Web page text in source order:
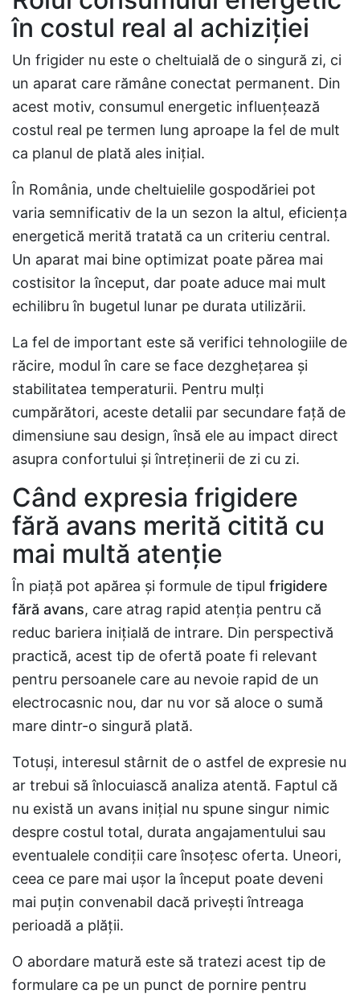
în costul real al achiziției
Un frigider nu este o cheltuială de o singură zi, ci
un aparat care rămâne conectat permanent. Din
acest motiv, consumul energetic influențează
costul real pe termen lung aproape la fel de mult
ca planul de plată ales inițial.
În România, unde cheltuielile gospodăriei pot
varia semnificativ de la un sezon la altul, eficiența
energetică merită tratată ca un criteriu central.
Un aparat mai bine optimizat poate părea mai
costisitor la început, dar poate aduce mai mult
echilibru în bugetul lunar pe durata utilizării.
La fel de important este să verifici tehnologiile de
răcire, modul în care se face dezghețarea și
stabilitatea temperaturii. Pentru mulți
cumpărători, aceste detalii par secundare față de
dimensiune sau design, însă ele au impact direct
asupra confortului și întreținerii de zi cu zi.
Când expresia frigidere
fără avans merită citită cu
mai multă atenție
În piață pot apărea și formule de tipul frigidere
fără avans, care atrag rapid atenția pentru că
reduc bariera inițială de intrare. Din perspectivă
practică, acest tip de ofertă poate fi relevant
pentru persoanele care au nevoie rapid de un
electrocasnic nou, dar nu vor să aloce o sumă
mare dintr-o singură plată.
Totuși, interesul stârnit de o astfel de expresie nu
ar trebui să înlocuiască analiza atentă. Faptul că
nu există un avans inițial nu spune singur nimic
despre costul total, durata angajamentului sau
eventualele condiții care însoțesc oferta. Uneori,
ceea ce pare mai ușor la început poate deveni
mai puțin convenabil dacă privești întreaga
perioadă a plății.
O abordare matură este să tratezi acest tip de
formulare ca pe un punct de pornire pentru